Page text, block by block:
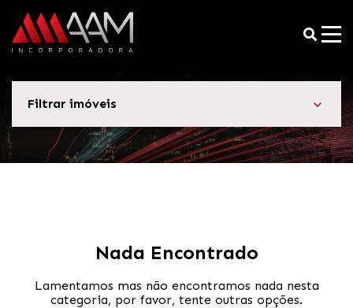
Filtrar imóveis
Nada Encontrado
Lamentamos mas não encontramos nada nesta
categoria, por favor, tente outras opções.